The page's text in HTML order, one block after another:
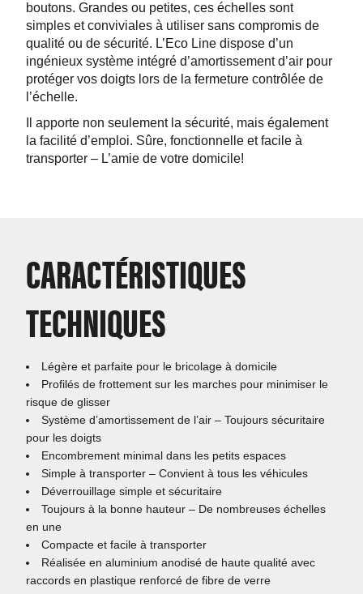
boutons. Grandes ou petites, ces échelles sont
simples et conviviales à utiliser sans compromis de
qualité ou de sécurité. L’Eco Line dispose d’un
ingénieux système intégré d’amortissement d’air pour
protéger vos doigts lors de la fermeture contrôlée de
l’échelle.
Il apporte non seulement la sécurité, mais également
la facilité d’emploi. Sûre, fonctionnelle et facile à
transporter – L’amie de votre domicile!
CARACTÉRISTIQUES
TECHNIQUES
Légère et parfaite pour le bricolage à domicile
Profilés de frottement sur les marches pour minimiser le
risque de glisser
Système d’amortissement de l’air – Toujours sécuritaire
pour les doigts
Encombrement minimal dans les petits espaces
Simple à transporter – Convient à tous les véhicules
Déverrouillage simple et sécuritaire
Toujours à la bonne hauteur – De nombreuses échelles
en une
Compacte et facile à transporter
Réalisée en aluminium anodisé de haute qualité avec
raccords en plastique renforcé de fibre de verre